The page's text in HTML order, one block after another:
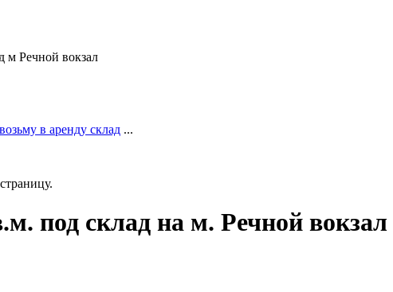
м Речной вокзал
возьму в аренду склад ...
под склад на м. Речной вокзал